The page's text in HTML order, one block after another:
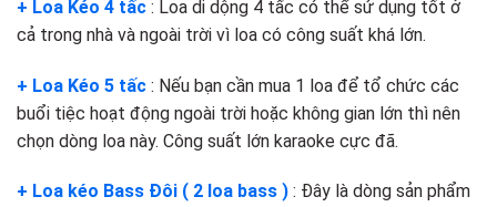
+ Loa Kéo 4 tấc : Loa di dộng 4 tấc có thể sử dụng tốt ở
cả trong nhà và ngoài trời vì loa có công suất khá lớn.
+ Loa Kéo 5 tấc : Nếu bạn cần mua 1 loa để tổ chức các
buổi tiệc hoạt động ngoài trời hoặc không gian lớn thì nên
chọn dòng loa này. Công suất lớn karaoke cực đã.
+ Loa kéo Bass Đôi ( 2 loa bass ) : Đây là dòng sản phẩm